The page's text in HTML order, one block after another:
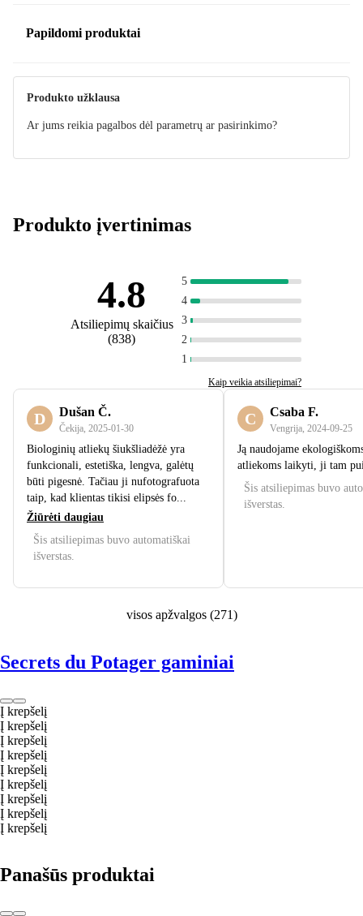
Papildomi produktai
Produkto užklausa
Ar jums reikia pagalbos dėl parametrų ar pasirinkimo?
Produkto įvertinimas
4.8
Atsiliepimų skaičius
(838)
5
4
3
2
1
Kaip veikia atsiliepimai?
D Dušan Č.
Čekija 2025‑01‑30
Biologinių atliekų šiukšliadėžė yra
funkcionali, estetiška, lengva, galėtų
būti pigesnė. Tačiau ji nufotografuota
taip, kad klientas tikisi elipsės fo...
Žiūrėti daugiau
Šis atsiliepimas buvo automatiškai
išverstas.
C Csaba F.
Vengrija 2024‑09‑25
Ją naudojame
atliekoms laikyti, ji tam
Šis atsiliepimas buvo
išverstas.
visos apžvalgos(271)
Secrets du Potager gaminiai
Į krepšelį
Į krepšelį
Į krepšelį
Į krepšelį
Į krepšelį
Į krepšelį
Į krepšelį
Į krepšelį
Į krepšelį
Panašūs produktai